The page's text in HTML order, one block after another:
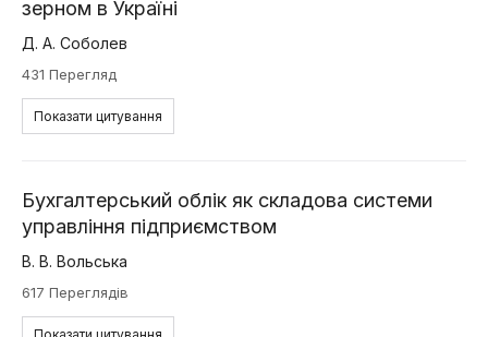
зерном в Україні
Д. А. Соболев
431 Перегляд
Показати цитування
Бухгалтерський облік як складова системи
управління підприємством
В. В. Вольська
617 Переглядів